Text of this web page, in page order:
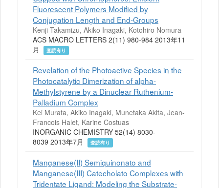
Fluorescent Polymers Modified by
Conjugation Length and End-Groups
Kenji Takamizu, Akiko Inagaki, Kotohiro Nomura
ACS MACRO LETTERS 2(11) 980-984 2013年11
月
査読有り
Revelation of the Photoactive Species in the
Photocatalytic Dimerization of alpha-
Methylstyrene by a Dinuclear Ruthenium-
Palladium Complex
Kei Murata, Akiko Inagaki, Munetaka Akita, Jean-
Francois Halet, Karine Costuas
INORGANIC CHEMISTRY 52(14) 8030-
8039 2013年7月
査読有り
Manganese(II) Semiquinonato and
Manganese(III) Catecholato Complexes with
Tridentate Ligand: Modeling the Substrate-